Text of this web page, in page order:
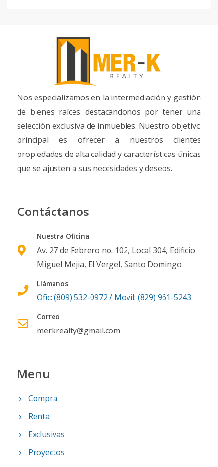
Nos especializamos en la intermediación y gestión
de bienes raíces destacandonos por tener una
selección exclusiva de inmuebles. Nuestro objetivo
principal es ofrecer a nuestros clientes
propiedades de alta calidad y características únicas
que se ajusten a sus necesidades y deseos.
Contáctanos
Nuestra Oficina
Av. 27 de Febrero no. 102, Local 304, Edificio
Miguel Mejia, El Vergel, Santo Domingo
Llámanos
Ofic: (809) 532-0972 / Movil: (829) 961-5243
Correo
merkrealty@gmail.com
Menu
Compra
Renta
Exclusivas
Proyectos